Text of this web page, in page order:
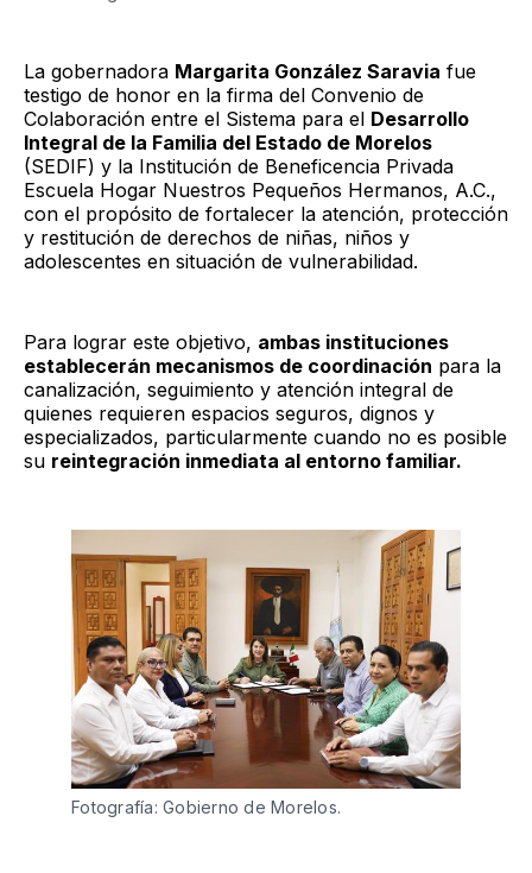
La gobernadora Margarita González Saravia fue
testigo de honor en la firma del Convenio de
Colaboración entre el Sistema para el Desarrollo
Integral de la Familia del Estado de Morelos
(SEDIF) y la Institución de Beneficencia Privada
Escuela Hogar Nuestros Pequeños Hermanos, A.C.,
con el propósito de fortalecer la atención, protección
y restitución de derechos de niñas, niños y
adolescentes en situación de vulnerabilidad.
Para lograr este objetivo, ambas instituciones
establecerán mecanismos de coordinación para la
canalización, seguimiento y atención integral de
quienes requieren espacios seguros, dignos y
especializados, particularmente cuando no es posible
su reintegración inmediata al entorno familiar.
Fotografía: Gobierno de Morelos.